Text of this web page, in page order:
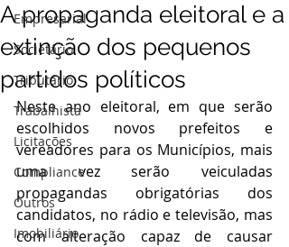
Empresarial
Societário
Tributário
Trabalhista
Licitações
Compliance
Outros
Imobiliário
A propaganda eleitoral e a
extinção dos pequenos
partidos políticos
Neste ano eleitoral, em que serão
escolhidos novos prefeitos e
vereadores para os Municípios, mais
uma vez serão veiculadas
propagandas obrigatórias dos
candidatos, no rádio e televisão, mas
com alteração capaz de causar